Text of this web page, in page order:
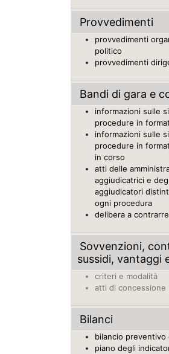
Provvedimenti
provvedimenti
politico
provvedimenti
Bandi di gara e
informazioni sulle
procedure in
informazioni sulle
procedure in
in corso
atti delle
aggiudicatrici e
aggiudicatori
ogni procedura
delibera a contrarre
Sovvenzioni,
sussidi, vantaggi
criteri e modalità
atti di concessione
Bilanci
bilancio preventivo
piano degli